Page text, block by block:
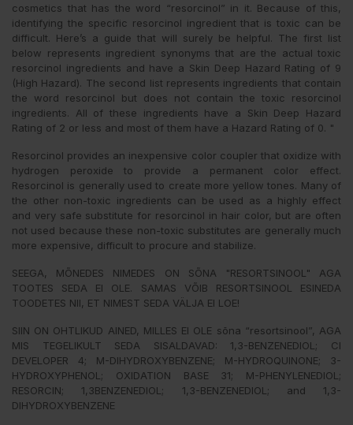
cosmetics that has the word “resorcinol” in it. Because of this,
identifying the specific resorcinol ingredient that is toxic can be
difficult. Here’s a guide that will surely be helpful. The first list
below represents ingredient synonyms that are the actual toxic
resorcinol ingredients and have a Skin Deep Hazard Rating of 9
(High Hazard). The second list represents ingredients that contain
the word resorcinol but does not contain the toxic resorcinol
ingredients. All of these ingredients have a Skin Deep Hazard
Rating of 2 or less and most of them have a Hazard Rating of 0. "
Resorcinol provides an inexpensive color coupler that oxidize with
hydrogen peroxide to provide a permanent color effect.
Resorcinol is generally used to create more yellow tones. Many of
the other non-toxic ingredients can be used as a highly effect
and very safe substitute for resorcinol in hair color, but are often
not used because these non-toxic substitutes are generally much
more expensive, difficult to procure and stabilize.
SEEGA, MÕNEDES NIMEDES ON SÕNA "RESORTSINOOL" AGA
TOOTES SEDA EI OLE. SAMAS VÕIB RESORTSINOOL ESINEDA
TOODETES NII, ET NIMEST SEDA VÄLJA EI LOE!
SIIN ON OHTLIKUD AINED, MILLES EI OLE sõna “resortsinool”, AGA
MIS TEGELIKULT SEDA SISALDAVAD: 1,3-BENZENEDIOL; CI
DEVELOPER 4; M-DIHYDROXYBENZENE; M-HYDROQUINONE; 3-
HYDROXYPHENOL; OXIDATION BASE 31; M-PHENYLENEDIOL;
RESORCIN; 1,3BENZENEDIOL; 1,3-BENZENEDIOL; and 1,3-
DIHYDROXYBENZENE